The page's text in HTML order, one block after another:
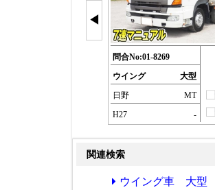
◀
問合No:01-8269
ウイング
大型
日野
MT
H27
-
関連検索
ウイング車 大型